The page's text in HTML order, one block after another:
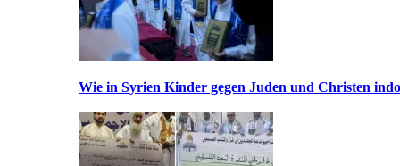
Wie in Syrien Kinder gegen Juden und Christen